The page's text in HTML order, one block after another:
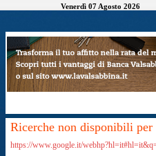
Venerdì 07 Agosto 2026
Ricerche non disponibili
https://www.google.it/